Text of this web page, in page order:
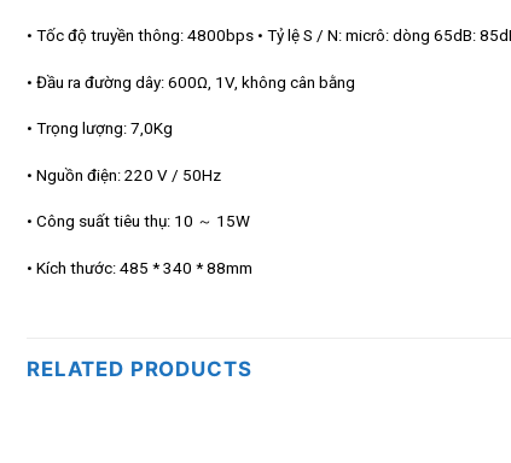
• Tốc độ truyền thông: 4800bps • Tỷ lệ S / N: micrô: dòng 65dB:
• Đầu ra đường dây: 600Ω, 1V, không cân bằng
• Trọng lượng: 7,0Kg
• Nguồn điện: 220 V / 50Hz
• Công suất tiêu thụ: 10 ～ 15W
• Kích thước: 485 * 340 * 88mm
RELATED PRODUCTS